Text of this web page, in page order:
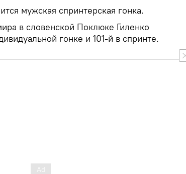
мужская спринтерская гонка.
в словенской Поклюке Гиленко
гонке и 101-й в спринте.